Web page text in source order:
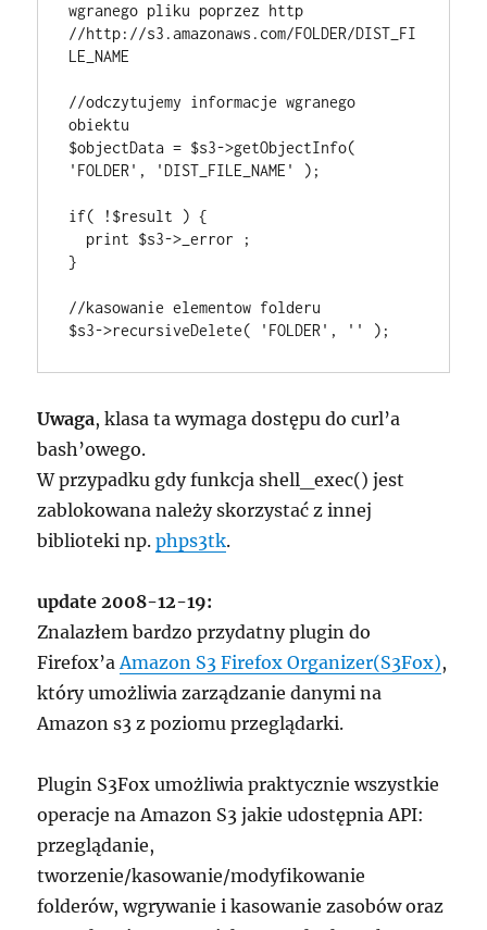
wgranego pliku poprzez http
//http://s3.amazonaws.com/FOLDER/DIST_FI
LE_NAME
//odczytujemy informacje wgranego
obiektu
$objectData = $s3->getObjectInfo(
'FOLDER', 'DIST_FILE_NAME' );
if( !$result ) {
}
//kasowanie elementow folderu
Uwaga, klasa ta wymaga dostępu do curl’a
bash’owego.
W przypadku gdy funkcja shell_exec() jest
zablokowana należy skorzystać z innej
biblioteki np.phps3tk.
update 2008-12-19:
Znalazłem bardzo przydatny plugin do
Firefox’aAmazon S3 Firefox Organizer(S3Fox),
który umożliwia zarządzanie danymi na
Amazon s3 z poziomu przeglądarki.
Plugin S3Fox umożliwia praktycznie wszystkie
operacje na Amazon S3 jakie udostępnia API:
przeglądanie,
tworzenie/kasowanie/modyfikowanie
folderów, wgrywanie i kasowanie zasobów oraz